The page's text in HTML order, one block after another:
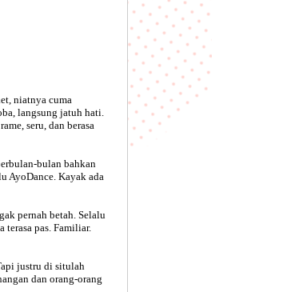
niatnya cuma
langsung jatuh hati.
seru, dan berasa
bulan bahkan
AyoDance. Kayak ada
pernah betah. Selalu
terasa pas. Familiar.
justru di situlah
dan orang-orang